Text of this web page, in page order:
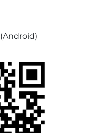
(Android)